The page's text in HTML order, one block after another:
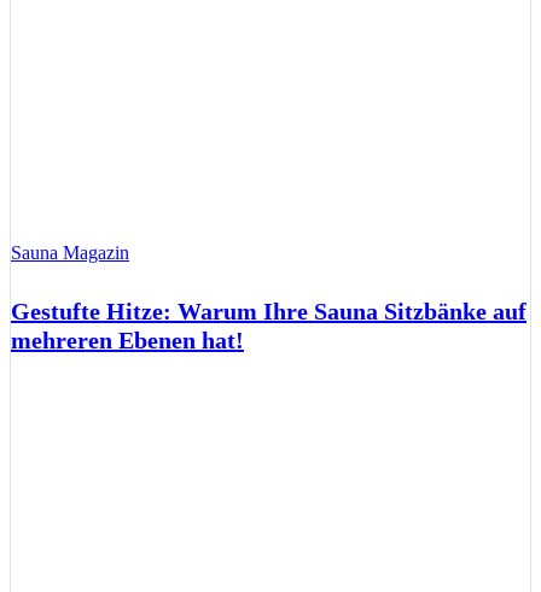
Sauna Magazin
Gestufte Hitze: Warum Ihre Sauna Sitzbänke auf
mehreren Ebenen hat!